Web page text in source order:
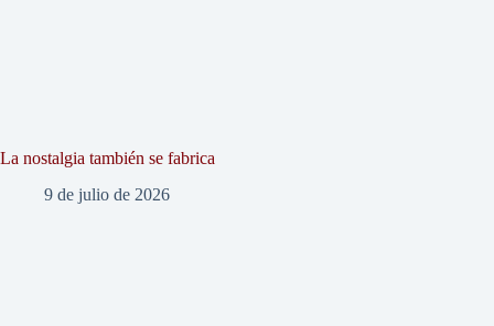
La nostalgia también se fabrica
9 de julio de 2026